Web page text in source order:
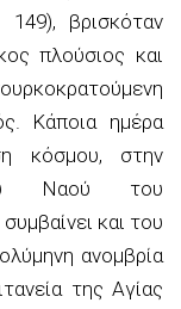
βρισκόταν
πλούσιος και
Κάποια ημέρα
κόσμου, στην
Ναού του
και του
ανομβρία
της Αγίας